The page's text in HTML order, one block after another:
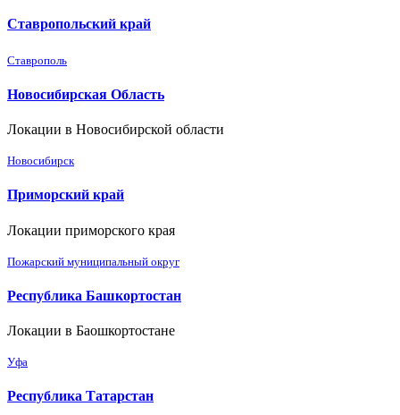
Ставропольский край
Ставрополь
Новосибирская Область
Локации в Новосибирской области
Новосибирск
Приморский край
Локации приморского края
Пожарский муниципальный округ
Республика Башкортостан
Локации в Баошкортостане
Уфа
Республика Татарстан